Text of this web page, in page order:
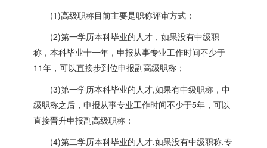
(1)高级职称目前主要是职称评审方式；
(2)第一学历本科毕业的人才，如果没有中级职
称，本科毕业十一年，申报从事专业工作时间不少于
11年，可以直接步到位申报副高级职称；
(3)第一学历本科毕业的人才,如果有中级职称，中
级职称之后，申报从事专业工作时间不少于5年，可以
直接晋升申报副高级职称；
(4)第二学历本科毕业的人才,如果没有中级职称,专